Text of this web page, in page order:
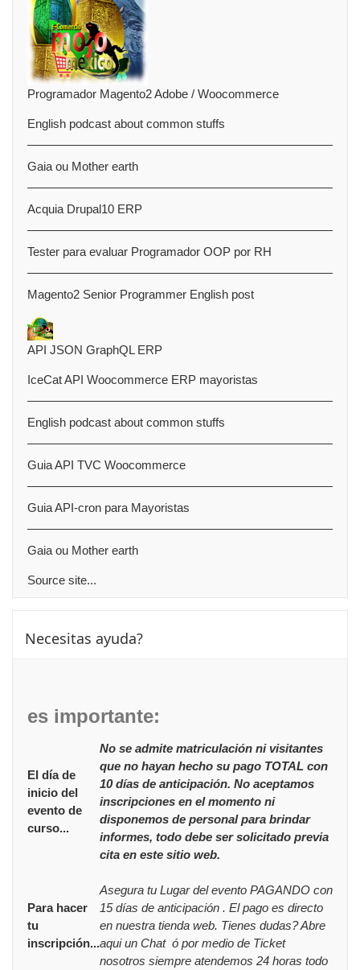
Programador Magento2 Adobe / Woocommerce
English podcast about common stuffs
Gaia ou Mother earth
Acquia Drupal10 ERP
Tester para evaluar Programador OOP por RH
Magento2 Senior Programmer English post
API JSON GraphQL ERP
IceCat API Woocommerce ERP mayoristas
English podcast about common stuffs
Guia API TVC Woocommerce
Guia API-cron para Mayoristas
Gaia ou Mother earth
Source site...
Necesitas ayuda?
es importante:
El día de
inicio del
evento de
curso...
No se admite matriculación ni visitantes
que no hayan hecho su pago TOTAL con
10 días de anticipación. No aceptamos
inscripciones en el momento ni
disponemos de personal para brindar
informes, todo debe ser solicitado previa
cita en este sitio web.
Para hacer
tu
inscripción...
Asegura tu Lugar del evento PAGANDO con
15 días de anticipación . El pago es directo
en nuestra tienda web. Tienes dudas? Abre
aqui un Chat ó por medio de Ticket
nosotros siempre atendemos 24 horas todo